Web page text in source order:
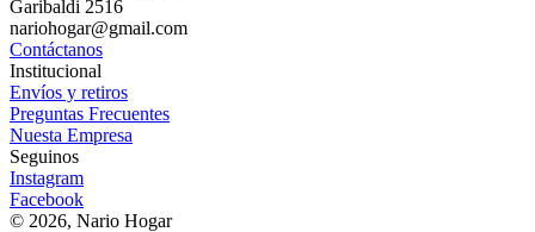
Garibaldi 2516
nariohogar@gmail.com
Contáctanos
Institucional
Envíos y retiros
Preguntas Frecuentes
Nuesta Empresa
Seguinos
Instagram
Facebook
© 2026, Nario Hogar